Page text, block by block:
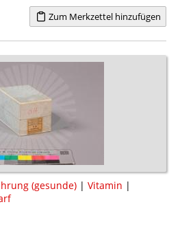
Zum Merkzettel hinzufügen
(gesunde) | Vitamin |